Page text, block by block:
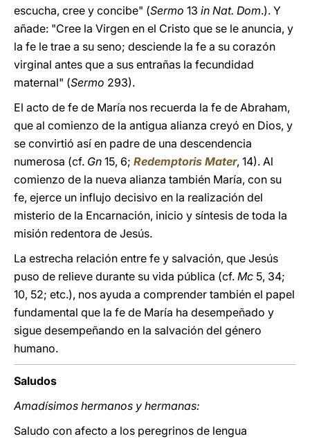
escucha, cree y concibe" (Sermo 13 in Nat. Dom.). Y
añade: "Cree la Virgen en el Cristo que se le anuncia, y
la fe le trae a su seno; desciende la fe a su corazón
virginal antes que a sus entrañas la fecundidad
maternal" (Sermo 293).
El acto de fe de María nos recuerda la fe de Abraham,
que al comienzo de la antigua alianza creyó en Dios, y
se convirtió así en padre de una descendencia
numerosa (cf. Gn 15, 6; Redemptoris Mater, 14). Al
comienzo de la nueva alianza también María, con su
fe, ejerce un influjo decisivo en la realización del
misterio de la Encarnación, inicio y síntesis de toda la
misión redentora de Jesús.
La estrecha relación entre fe y salvación, que Jesús
puso de relieve durante su vida pública (cf. Mc 5, 34;
10, 52; etc.), nos ayuda a comprender también el papel
fundamental que la fe de María ha desempeñado y
sigue desempeñando en la salvación del género
humano.
Saludos
Amadísimos hermanos y hermanas:
Saludo con afecto a los peregrinos de lengua